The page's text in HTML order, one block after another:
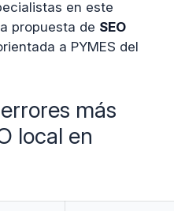
en este
propuesta de SEO
a PYMES del
más
local en